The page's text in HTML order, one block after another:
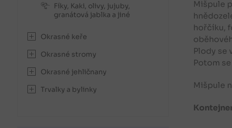
Mišpule
hořčíku,
Plody se
Potom
Mišpule
Fíky, Kaki, olivy, jujuby,
granátová jablka a jiné
Okrasné keře
Okrasné stromy
Okrasné jehličnany
Trvalky a bylinky